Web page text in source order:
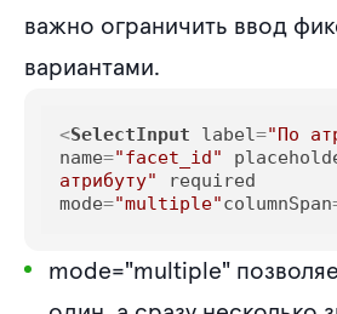
важно ограничить ввод
вариантами.
<SelectInput label="По
name="facet_id"
атрибуту"
required
mode="multiple"columnSpan
mode="multiple"